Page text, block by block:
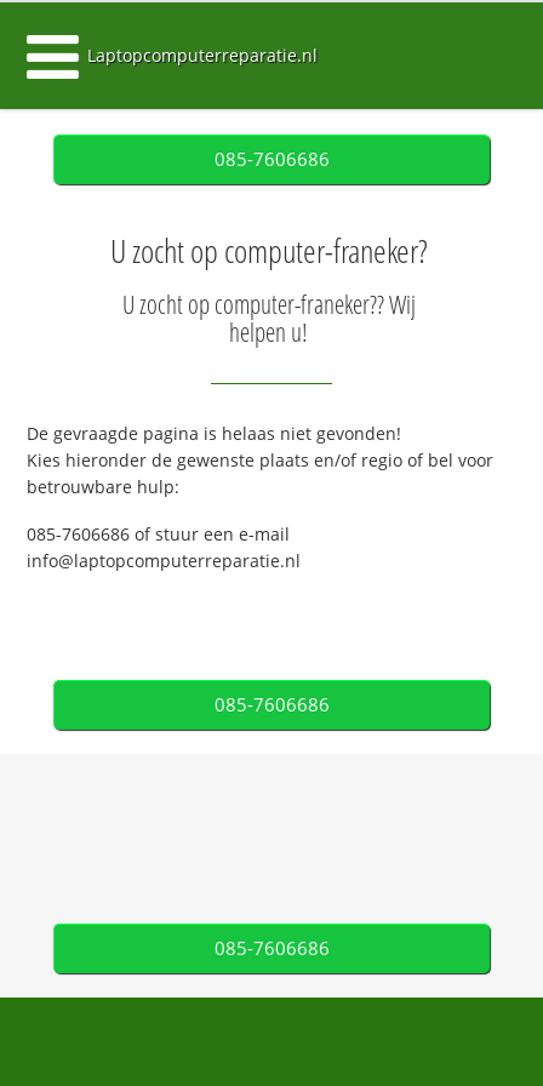
Laptopcomputerreparatie.nl
085-7606686
U zocht op computer-franeker?
U zocht op computer-franeker?? Wij
helpen u!
De gevraagde pagina is helaas niet gevonden!
Kies hieronder de gewenste plaats en/of regio of bel voor
betrouwbare hulp:
085-7606686 of stuur een e-mail
info@laptopcomputerreparatie.nl
085-7606686
085-7606686